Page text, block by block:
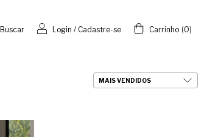
Buscar Login / Cadastre-se Carrinho (0)